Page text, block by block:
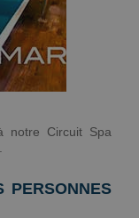
notre Circuit Spa
PERSONNES